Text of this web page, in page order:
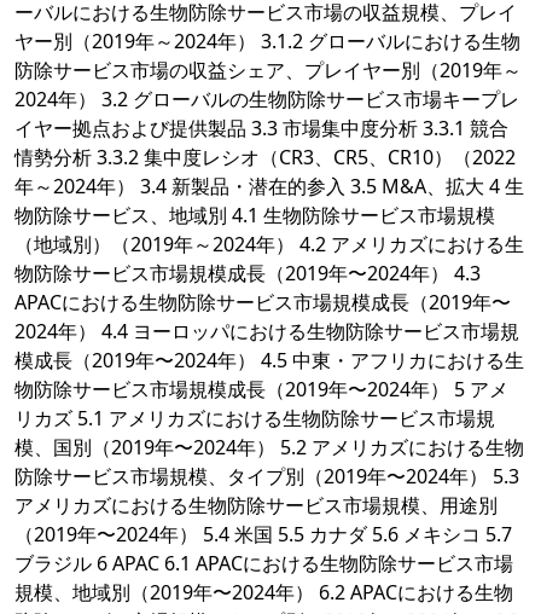
ーバルにおける生物防除サービス市場の収益規模、プレイ
ヤー別（2019年～2024年） 3.1.2 グローバルにおける生物
防除サービス市場の収益シェア、プレイヤー別（2019年～
2024年） 3.2 グローバルの生物防除サービス市場キープレ
イヤー拠点および提供製品 3.3 市場集中度分析 3.3.1 競合
情勢分析 3.3.2 集中度レシオ（CR3、CR5、CR10）（2022
年～2024年） 3.4 新製品・潜在的参入 3.5 M&A、拡大 4 生
物防除サービス、地域別 4.1 生物防除サービス市場規模
（地域別）（2019年～2024年） 4.2 アメリカズにおける生
物防除サービス市場規模成長（2019年〜2024年） 4.3
APACにおける生物防除サービス市場規模成長（2019年〜
2024年） 4.4 ヨーロッパにおける生物防除サービス市場規
模成長（2019年〜2024年） 4.5 中東・アフリカにおける生
物防除サービス市場規模成長（2019年〜2024年） 5 アメ
リカズ 5.1 アメリカズにおける生物防除サービス市場規
模、国別（2019年〜2024年） 5.2 アメリカズにおける生物
防除サービス市場規模、タイプ別（2019年〜2024年） 5.3
アメリカズにおける生物防除サービス市場規模、用途別
（2019年〜2024年） 5.4 米国 5.5 カナダ 5.6 メキシコ 5.7
ブラジル 6 APAC 6.1 APACにおける生物防除サービス市場
規模、地域別（2019年〜2024年） 6.2 APACにおける生物